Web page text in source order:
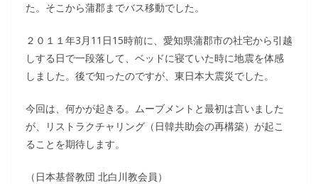
た。そこから蒲郡までバス移動でした。
２０１１年3月11日15時前に、愛知県蒲郡市の社宅から引越
しする日で一段落して、ベッドに寝ていた時に地震を体感
しました。後で知ったのですが、東日本大震災でした。
今回は、何かが起きる。ムーブメントと最初は言いました
が、リストラクチャリング（日韓共助会の再構築）が起こ
ることを期待します。
（日本基督教団 北白川教会員）